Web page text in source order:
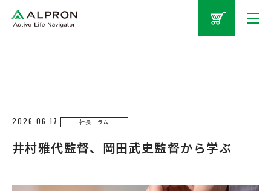
2026.06.17 社長コラム
井村雅代監督、岡田武史監督から学ぶ